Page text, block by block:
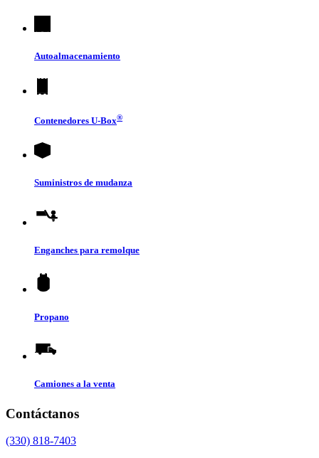
Autoalmacenamiento
Contenedores U-Box®
Suministros de mudanza
Enganches para remolque
Propano
Camiones a la venta
Contáctanos
(330) 818-7403